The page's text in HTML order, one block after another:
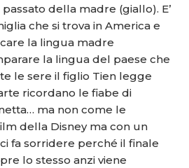
della madre (giallo). E’
che si trova in America e
la lingua madre
la lingua del paese che
le sere il figlio Tien legge
ricordano le fiabe di
ma non come le
della Disney ma con un
fa sorridere perché il finale
lo stesso anzi viene